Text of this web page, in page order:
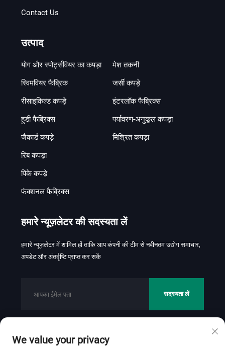
Contact Us
उत्पाद
योग और स्पोर्ट्सवियर का कपड़ा
स्विमवियर फैब्रिक
रीसाइकिल्ड कपड़े
हुडी फैब्रिक्स
मेश तकनी
जर्सी कपड़े
इंटरलॉक फैब्रिक्स
पर्यावरण-अनुकूल कपड़ा
जैकार्ड कपड़े
रिब कपड़ा
पिके कपड़े
फंक्शनल फैब्रिक्स
मिश्रित कपड़ा
हमारे न्यूज़लेटर की सदस्यता लें
हमारे न्यूज़लेटर में शामिल हों ताकि आप कंपनी की टीम से नवीनतम उद्योग समाचार,
अपडेट और अंतर्दृष्टि प्राप्त कर सकें
सदस्यता लें
कॉपीराइट © 2026 फोशान जिनहुई टेक्सटाइल कं., लि. सर्वाधिकार सुरक्षित।
We value your privacy